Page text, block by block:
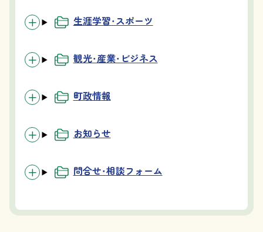
生涯学習・スポーツ
観光・産業・ビジネス
町政情報
お知らせ
問合せ・相談フォーム